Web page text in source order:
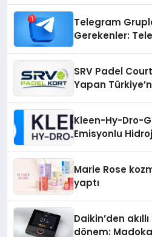
Telegram
Gerekenler:
SRV Padel
Yapan
Kleen-Hy-Dro-
Emisyonlu
Marie Rose
yaptı
Daikin’den
dönem: